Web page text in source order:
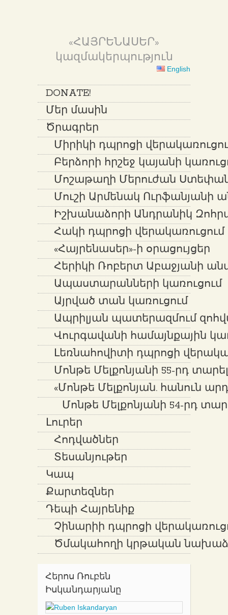
«ՀԱՅՐԵՆԱՍԵՐ»
կազմակերպություն
English
DONATE!
Մեր մասին
Ծրագրեր
Միրիկի դպրոցի
Բերձորի հրշեջ կայանի
Մոշաթաղի Մերուժան
Մուշի Արմենակ Ուրֆանյանի
Իշխանաձորի Անդրանիկ
Հակի դպրոցի վերակառուցում
«Հայրենասեր»-ի օրացույցեր
Հերիկի Ռոբերտ Աբաջյանի
Ապաստարանների կառուցում
Այրված տան կառուցում
Ապրիլյան պատերազմում
Վուրգավանի համայնքային
Լեռնահովիտի դպրոցի
Մոնթե Մելքոնյանի 55-րդ
«Մոնթե Մելքոնյան. հանուն
Մոնթե Մելքոնյանի 54-րդ
Լուրեր
Հոդվածներ
Տեսանյութեր
Կապ
Քարտեզներ
Դեպի Հայրենիք
Չինարիի դպրոցի
Ծմակահողի կրթական
Հերոս Ռուբեն
Իսկանդարյանը